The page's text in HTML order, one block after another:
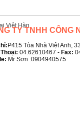
TY TNHH CÔNG
P415 Tòa Nhà Việt Anh,
04.62610467 - Fax:
Mr Sơn :0904940575